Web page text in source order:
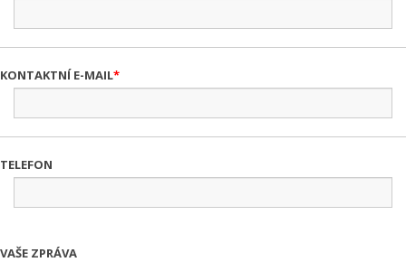
KONTAKTNÍ E-MAIL
TELEFON
VAŠE ZPRÁVA